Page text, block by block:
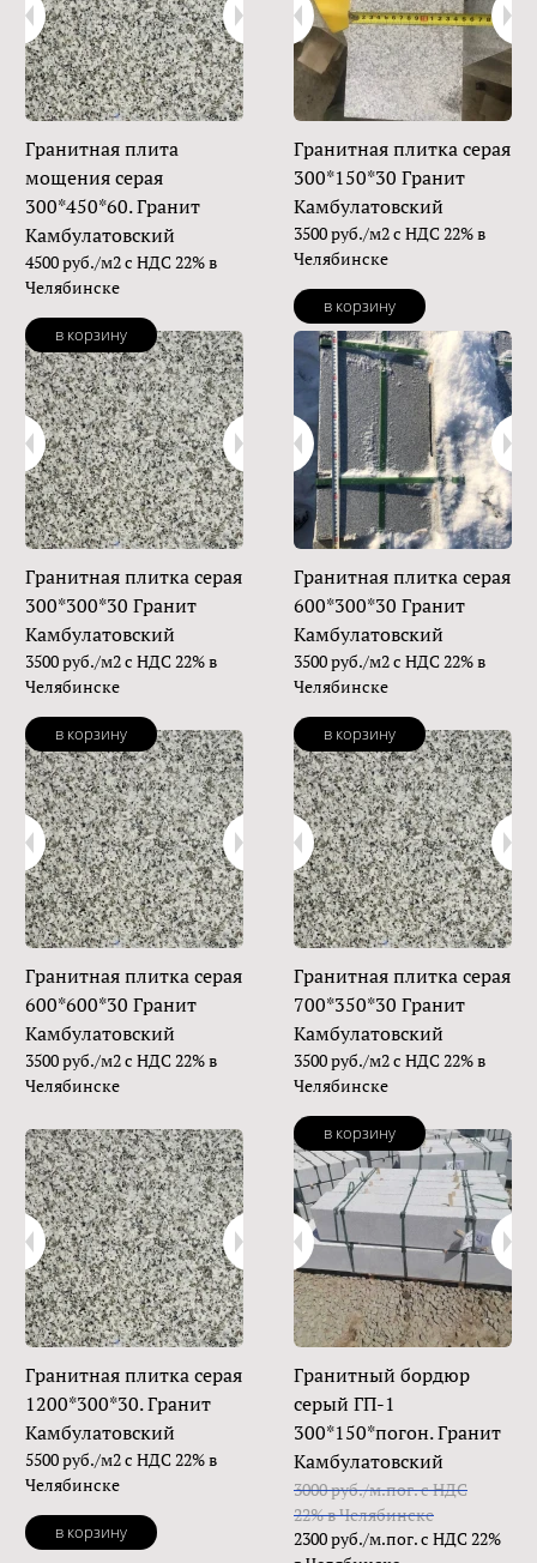
Гранитная плита
мощения серая
300*450*60. Гранит
Камбулатовский
4500 руб./м2 с НДС 22% в
Челябинске
в корзину
Гранитная плитка серая
300*150*30 Гранит
Камбулатовский
3500 руб./м2 с НДС 22% в
Челябинске
в корзину
Гранитная плитка серая
300*300*30 Гранит
Камбулатовский
3500 руб./м2 с НДС 22% в
Челябинске
в корзину
Гранитная плитка серая
600*300*30 Гранит
Камбулатовский
3500 руб./м2 с НДС 22% в
Челябинске
в корзину
Гранитная плитка серая
600*600*30 Гранит
Камбулатовский
3500 руб./м2 с НДС 22% в
Челябинске
Гранитная плитка серая
700*350*30 Гранит
Камбулатовский
3500 руб./м2 с НДС 22% в
Челябинске
в корзину
Гранитная плитка серая
1200*300*30. Гранит
Камбулатовский
5500 руб./м2 с НДС 22% в
Челябинске
в корзину
Гранитный бордюр
серый ГП-1
300*150*погон. Гранит
Камбулатовский
3000 руб./м.пог. с НДС
22% в Челябинске
2300 руб./м.пог. с НДС 22%